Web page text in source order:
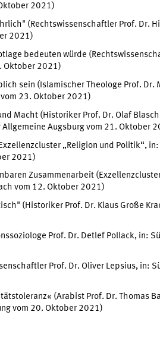
2021)
(Rechtswissenschaftler Prof. Dr.
2021)
bedeuten würde
Oktober 2021)
sein (Islamischer Theologe Prof. Dr.
23. Oktober 2021)
Macht (Historiker Prof. Dr. Olaf
Augsburg vom 21. Oktober
„Religion und Politik“,
2021)
Zusammenarbeit
vom 12. Oktober 2021)
(Historiker Prof. Dr. Klaus Große
Prof. Dr. Detlef Pollack, in:
Prof. Dr. Oliver Lepsius, in:
(Arabist Prof. Dr. Thomas
vom 20. Oktober 2021)